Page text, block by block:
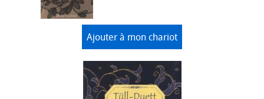
Ajouter à mon chariot